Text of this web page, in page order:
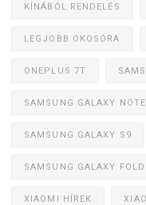
KÍNÁBÓL RENDELÉS
LEGJOBB OKOSÓRA
ONEPLUS 7T
SAMSUNG GALAXY
SAMSUNG GALAXY S9
SAMSUNG GALAXY FOLD
XIAOMI HÍREK